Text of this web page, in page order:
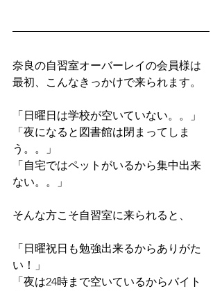
奈良の自習室オーバーレイの会員様は
最初、こんなきっかけで来られます。
「日曜日は学校が空いていない。。」
「夜になると図書館は閉まってしま
う。。」
「自宅ではペットがいるから集中出来
ない。。」
そんな方こそ自習室に来られると、
「日曜祝日も勉強出来るからありがた
い！」
「夜は24時まで空いているからバイト